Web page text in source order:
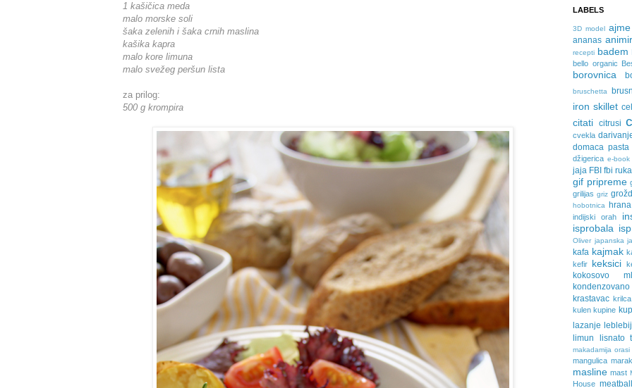
1 kašičica meda
malo morske soli
šaka zelenih i šaka crnih maslina
kašika kapra
malo kore limuna
malo svežeg peršun lista
za prilog:
500 g krompira
LABELS
3D model
ananas
recepti badem
bello organic
borovnica
bruschetta
iron skillet
citati citrusi
cvekla
domaca pasta
džigerica e-book
jaja FBI fbi
gif pripreme
grilijas griz
hobotnica
indijski orah
isprobala
Oliver japanska
kafa kajmak
kefir keksici
kokosovo
krastavac krilca
kulen kupine
lazanje
limun
lisnato
makadamija orasi
mangulica
masline mast
House